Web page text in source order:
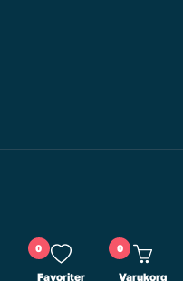
0
Favoriter
0
Varukorg